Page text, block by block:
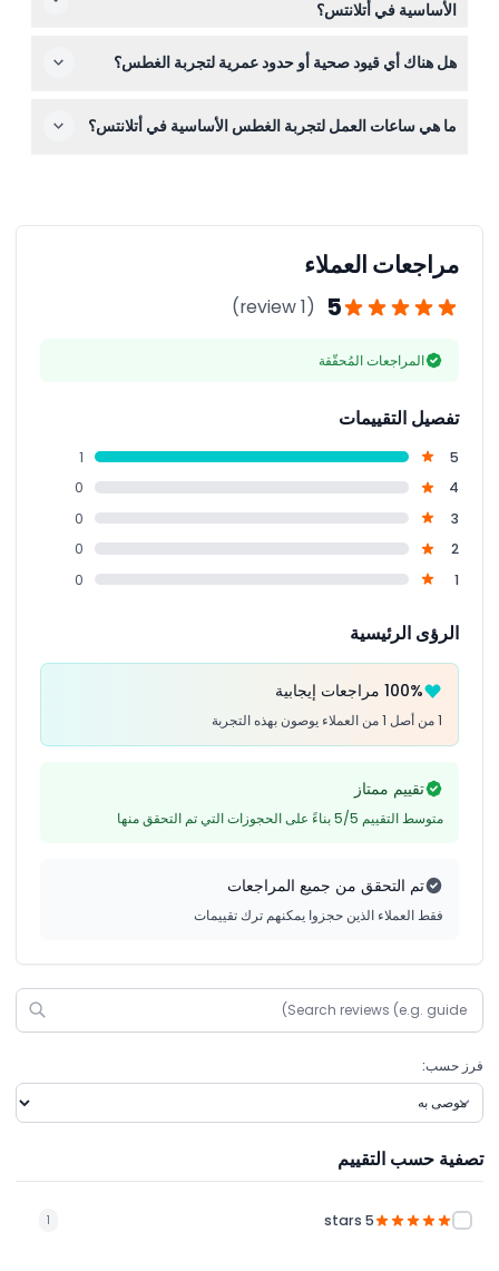
إذا كنت ترغب في التقاط الذكريات.
الأساسية في أتلانتس؟
التأكد من أن الوقت الذي تختاره يناسب جدولك قبل الحجز.
هل هناك أي قيود صحية أو حدود عمرية لتجربة الغطس؟
هم دون 18 عامًا يجب أن يكونوا برفقة شخص بالغ يدفع التكاليف.
ما هي ساعات العمل لتجربة الغطس الأساسية في أتلانتس؟
مراجعات العملاء
5
(1 review)
المراجعات المُحقّقة
تفصيل التقييمات
5
1
4
0
3
0
2
0
1
0
الرؤى الرئيسية
100% مراجعات إيجابية
1 من أصل 1 من العملاء يوصون بهذه التجربة
تقييم ممتاز
متوسط التقييم 5/5 بناءً على الحجوزات التي تم التحقق منها
تم التحقق من جميع المراجعات
فقط العملاء الذين حجزوا يمكنهم ترك تقييمات
فرز حسب:
تصفية حسب التقييم
5 stars
1